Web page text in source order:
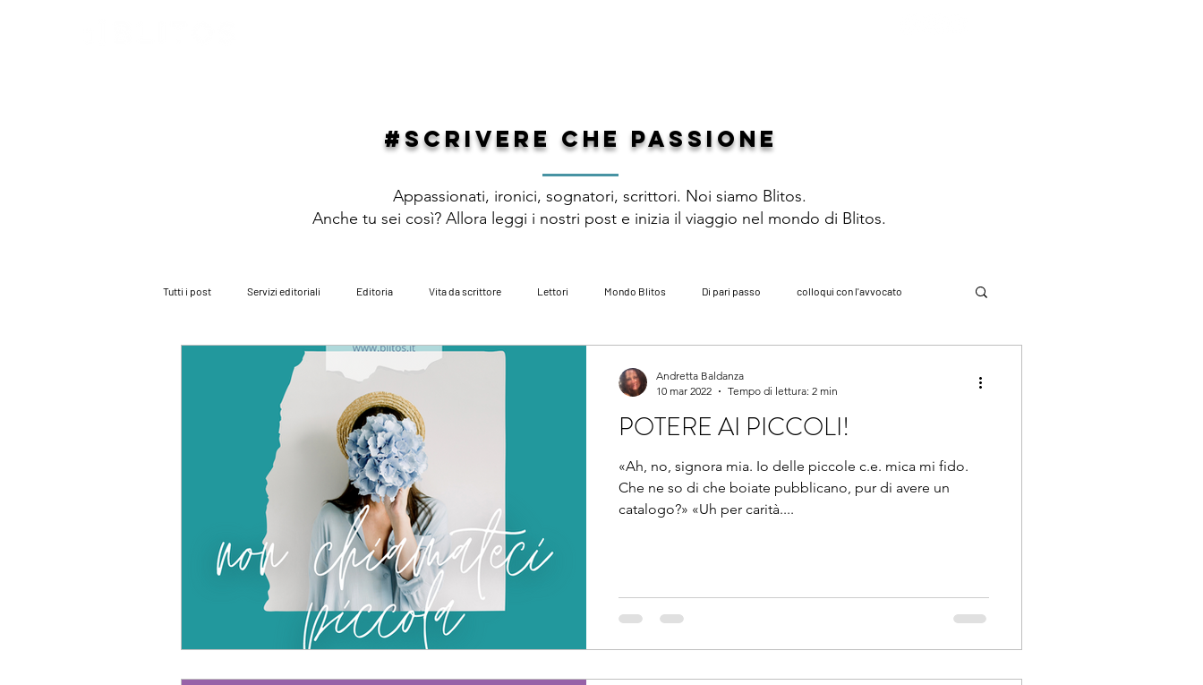
#scrivere che passione
Appassionati, ironici, sognatori, scrittori. Noi siamo Blitos.
Anche tu sei così? Allora leggi i nostri post e inizia il viaggio nel mondo di Blitos.
Tutti i post Servizi editoriali Editoria Vita da scrittore Lettori Mondo Blitos Di pari passo colloqui con l'avvocato
i consigli dell'avvocato
consigli di scrittura Eventi letterari POTERE AI PICCOLI!
«Ah, no, signora mia. Io delle piccole c.e. mica mi fido.
Che ne so di che boiate pubblicano, pur di avere un
catalogo?» «Uh per carità....
Andretta Baldanza
10 mar 2022
Tempo di lettura: 2 min